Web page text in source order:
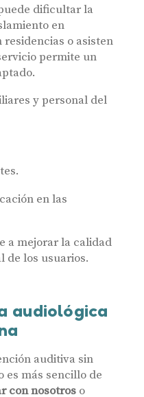
dificultar la
en
o asisten
permite un
y personal del
en las
a mejorar la calidad
de los usuarios.
audiológica
auditiva sin
es más sencillo de
con nosotros o